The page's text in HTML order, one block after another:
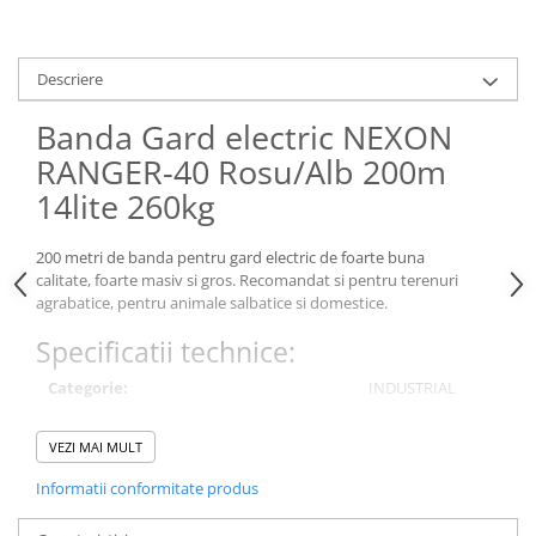
Diferite accesorii Gard Electric
Poartă Gard Electric
Stâlpi Gard Electric
Stâlpi din Lemn
Stâlpi din Fibră de Sticlă
Scule pentru montare Stâlpi
Testere pentru Gard Electric
Întinzător Gard Electric
Fir/Sârmă pentru Gard electric
Bandă pentru Gard Electric
Descriere
Banda Gard electric NEXON
RANGER-40 Rosu/Alb 200m
14lite 260kg
200 metri de banda pentru gard electric de foarte buna
calitate, foarte masiv si gros. Recomandat si pentru terenuri
agrabatice, pentru animale salbatice si domestice.
Specificatii technice:
Categorie:
INDUSTRIAL
Rezistenta la rupere:
Rezistenta electrica:
0.08 Ohm/m
VEZI MAI MULT
Informatii conformitate produs